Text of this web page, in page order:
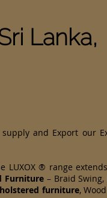
Lanka,
and Export our
® range
Furniture – Braid Swing,
furniture,